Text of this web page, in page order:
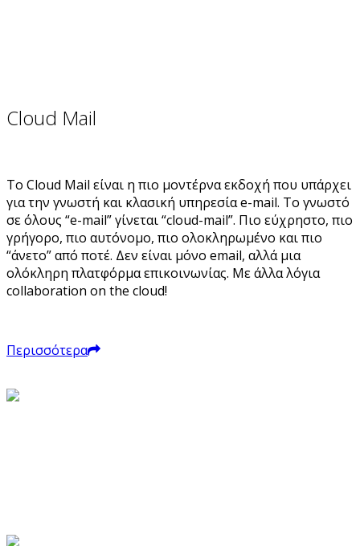
Cloud Mail
Το Cloud Mail είναι η πιο μοντέρνα εκδοχή που υπάρχει
για την γνωστή και κλασική υπηρεσία e-mail. Το γνωστό
σε όλους “e-mail” γίνεται “cloud-mail”. Πιο εύχρηστο, πιο
γρήγορο, πιο αυτόνομο, πιο ολοκληρωμένο και πιο
“άνετο” από ποτέ. Δεν είναι μόνο email, αλλά μια
ολόκληρη πλατφόρμα επικοινωνίας. Με άλλα λόγια
collaboration on the cloud!
Περισσότερα